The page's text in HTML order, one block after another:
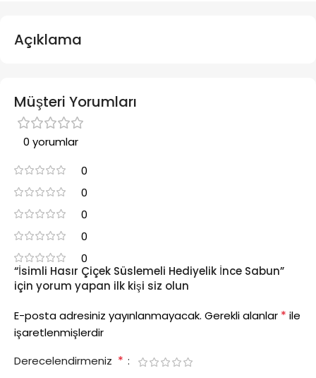
Açıklama
Müşteri Yorumları
0 yorumlar
0
0
0
0
0
“İsimli Hasır Çiçek Süslemeli Hediyelik İnce Sabun”
için yorum yapan ilk kişi siz olun
E-posta adresiniz yayınlanmayacak. Gerekli alanlar * ile
işaretlenmişlerdir
Derecelendirmeniz *